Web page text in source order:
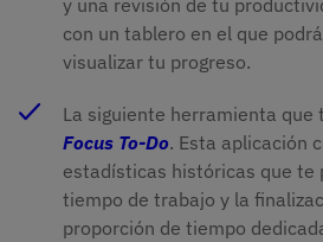
y una revisión de tu
con un tablero en el que
visualizar tu progreso.
La siguiente herramienta que
Focus To-Do. Esta aplicación
estadísticas históricas que te
tiempo de trabajo y la
proporción de tiempo